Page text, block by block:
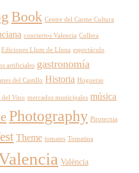
Book Centre del Carme Cultura
conciertos Valencia Cullera
Ediciones Llum de Lluna espectáculo
artificiales gastronomía
del Castillo Historia Hogueras
del Vino mercados municipales música
Photography Pirotecnia
Theme tomates Tomatina
València